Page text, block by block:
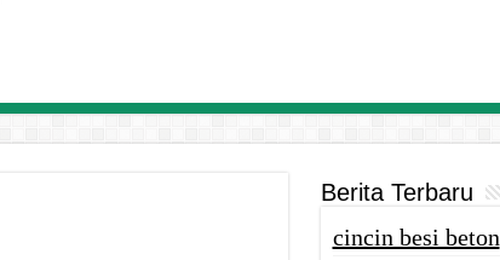
Berita Terbaru
cincin besi beton